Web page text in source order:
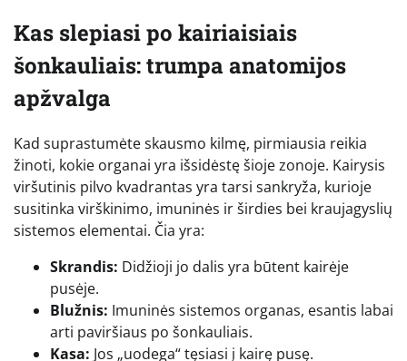
Kas slepiasi po kairiaisiais
šonkauliais: trumpa anatomijos
apžvalga
Kad suprastumėte skausmo kilmę, pirmiausia reikia
žinoti, kokie organai yra išsidėstę šioje zonoje. Kairysis
viršutinis pilvo kvadrantas yra tarsi sankryža, kurioje
susitinka virškinimo, imuninės ir širdies bei kraujagyslių
sistemos elementai. Čia yra:
Skrandis: Didžioji jo dalis yra būtent kairėje
pusėje.
Blužnis: Imuninės sistemos organas, esantis labai
arti paviršiaus po šonkauliais.
Kasa: Jos „uodega“ tęsiasi į kairę pusę.